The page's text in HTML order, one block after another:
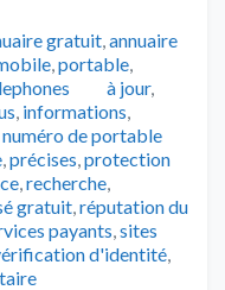
gratuit,annuaire
,portable,
Tags
à jour,
, informations,
numéro de portable
,précises,protection
,recherche,
gratuit,réputation du
payants,sites
d'identité,